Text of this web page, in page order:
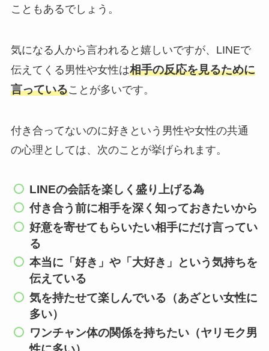
こともあるでしょう。
気になる人から言われると嬉しいですが、LINEで
伝えてくる男性や女性は相手の反応を見るために
言っていることが多いです。
付き合ってないのに好きという男性や女性の共通
の心理としては、次のことが挙げられます。
LINEの会話を楽しく盛り上げる為
付き合う前に相手を深く知っておきたいから
好意を寄せてもらいたい相手にだけ言ってい
る
本当に「好き」や「大好き」という気持ちを
伝えている
気を持たせて楽しんでいる（あざとい女性に
多い）
ワンチャン体の関係を持ちたい（ヤリモク男